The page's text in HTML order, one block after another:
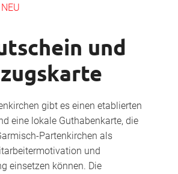
NEU
und
gibt es einen etablierten
eine lokale Guthabenkarte, die
Partenkirchen als
und
einsetzen können. Die